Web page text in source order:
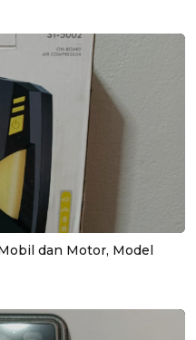
dan Motor, Model